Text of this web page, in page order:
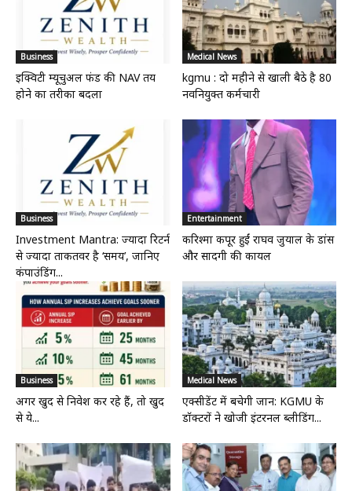
Business
इक्विटी म्यूचुअल फंड की NAV तय
होने का तरीका बदला
Medical News
kgmu : दो महीने से खाली बैठे है 80
नवनियुक्त कर्मचारी
Business
Investment Mantra: ज्यादा रिटर्न
से ज्यादा ताकतवर है ‘समय’, जानिए
कंपाउंडिंग...
Entertainment
करिश्मा कपूर हुईं राघव जुयाल के डांस
और सादगी की कायल
Business
अगर खुद से निवेश कर रहे हैं, तो खुद
से ये...
Medical News
एक्सीडेंट में बचेगी जान: KGMU के
डॉक्टरों ने खोजी इंटरनल ब्लीडिंग...